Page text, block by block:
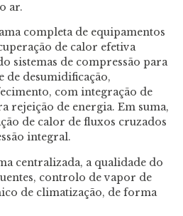
ar.
completa de equipamentos
de calor efetiva
sistemas de compressão para
de desumidificação,
com integração de
rejeição de energia. Em suma,
de calor de fluxos cruzados
integral.
centralizada, a qualidade do
controlo de vapor de
de climatização, de forma